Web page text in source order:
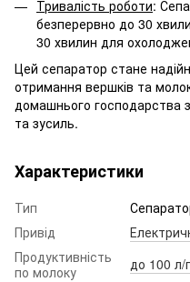
Тривалість роботи:
безперервно до 30
30 хвилин для
Цей сепаратор стане
отримання вершків та
домашнього господарства
та зусиль.
Характеристики
Тип
Привід
Продуктивність
по молоку
до 100 л/